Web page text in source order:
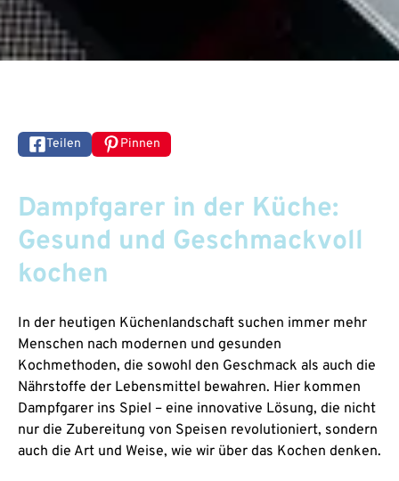
Teilen Pinnen
Dampfgarer in der Küche:
Gesund und Geschmackvoll
kochen
In der heutigen Küchenlandschaft suchen immer mehr
Menschen nach modernen und gesunden
Kochmethoden, die sowohl den Geschmack als auch die
Nährstoffe der Lebensmittel bewahren. Hier kommen
Dampfgarer ins Spiel – eine innovative Lösung, die nicht
nur die Zubereitung von Speisen revolutioniert, sondern
auch die Art und Weise, wie wir über das Kochen denken.